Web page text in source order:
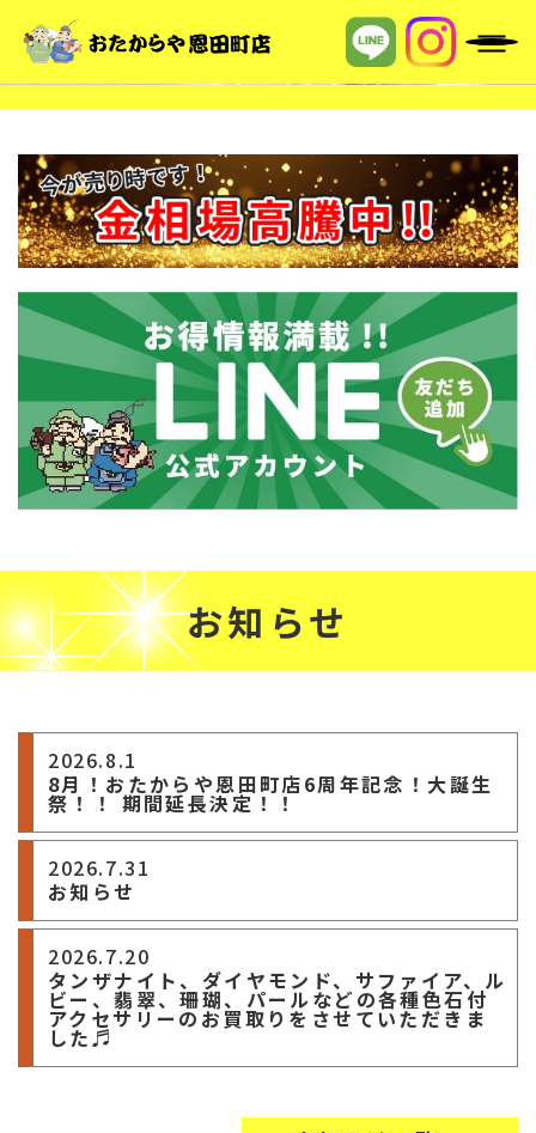
お知らせ
2026.8.1
8月！おたからや恩田町店6周年記念！大誕生
祭！！ 期間延長決定！！
2026.7.31
お知らせ
2026.7.20
タンザナイト、ダイヤモンド、サファイア、ル
ビー、翡翠、珊瑚、パールなどの各種色石付
アクセサリーのお買取りをさせていただきま
した♬